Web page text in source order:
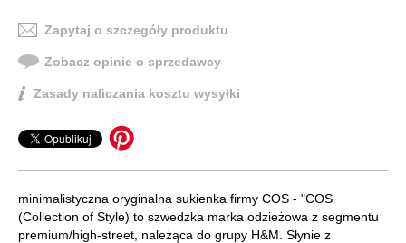
Zapytaj o szczegóły produktu
Zobacz opinie o sprzedawcy
Zasady naliczania kosztu wysyłki
minimalistyczna oryginalna sukienka firmy COS - "COS
(Collection of Style) to szwedzka marka odzieżowa z segmentu
premium/high-street, należąca do grupy H&M. Słynie z